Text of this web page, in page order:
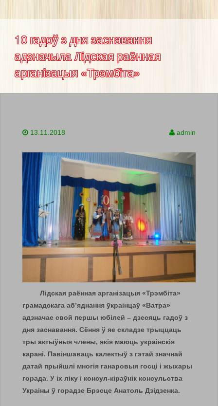
10 гадоў з дня заснавання
адзначыла Лідская раённая
арганізацыя «Трэмбіта»
13.11.2018 admin
Лідская раённая арганізацыя «Трэмбіта»
грамадскага аб’яднання ўкраінцаў «Ватра»
адзначае свой першы юбілей – дзесяць гадоў з
дня заснавання. Сёння ў яе складзе трыццаць
тры актыўныя члены, якія маюць украінскія
карані. Павіншаваць калектыў з гэтай значнай
датай прыйшлі многія ганаровыя госці і жыхары
горада. У іх ліку і консул-кіраўнік консульства
Украіны ў горадзе Брэсце Анатоль Дзідзенка.